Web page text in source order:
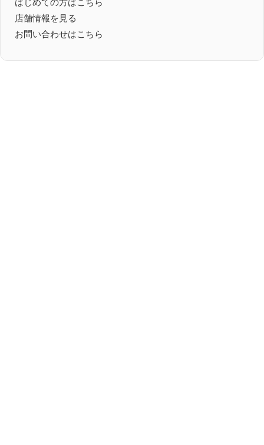
はじめての方はこちら
店舗情報を見る
お問い合わせはこちら